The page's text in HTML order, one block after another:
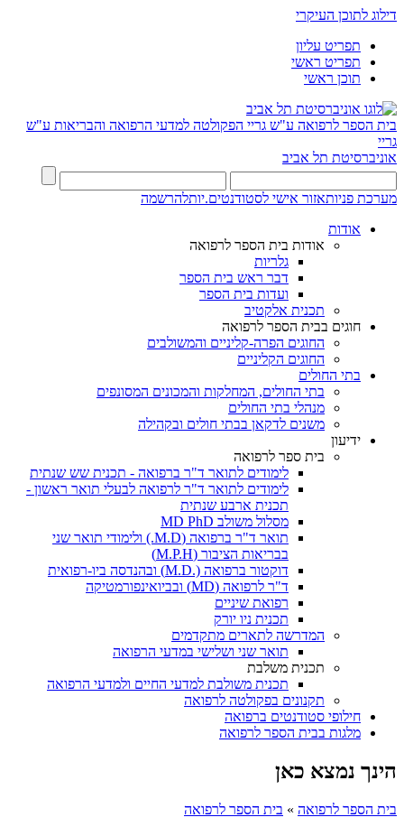
דילוג לתוכן העיקרי
תפריט עליון
תפריט ראשי
תוכן ראשי
בית הספר לרפואה ע"ש גריי הפקולטה למדעי הרפואה והבריאות ע"ש
גריי
אוניברסיטת תל אביב
מערכת פניותאזור אישי לסטודנטים.יותלהרשמה
אודות
אודות בית הספר לרפואה
גלריות
דבר ראש בית הספר
ועדות בית הספר
תכנית אלקטיב
חוגים בבית הספר לרפואה
החוגים הפרה-קליניים והמשולבים
החוגים הקליניים
בתי החולים
בתי החולים, המחלקות והמכונים המסונפים
מנהלי בתי החולים
משנים לדקאן בבתי חולים ובקהילה
ידיעון
בית ספר לרפואה
לימודים לתואר ד"ר ברפואה - תכנית שש שנתית
לימודים לתואר ד"ר לרפואה לבעלי תואר ראשון -
תכנית ארבע שנתית
מסלול משולב MD PhD
תואר ד"ר ברפואה (M.D.) ולימודי תואר שני
בבריאות הציבור (M.P.H)
דוקטור ברפואה (.M.D) ובהנדסה ביו-רפואית
ד"ר לרפואה (MD) ובביואינפורמטיקה
רפואת שיניים
תכנית ניו יורק
המדרשה לתארים מתקדמים
תואר שני ושלישי במדעי הרפואה
תכנית משלבת
תכנית משולבת למדעי החיים ולמדעי הרפואה
תקנונים בפקולטה לרפואה
חילופי סטודנטים ברפואה
מלגות בבית הספר לרפואה
הינך נמצא כאן
בית הספר לרפואה » בית הספר לרפואה